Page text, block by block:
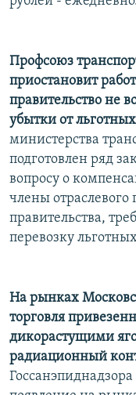
Профсоюз
приостановит
правительство не
убытки от
министерства
подготовлен ряд
вопросу о
члены
правительства,
перевозку
На рынках
торговля
дикорастущими
радиационный